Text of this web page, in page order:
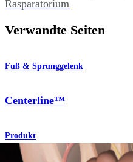
Rasparatorium
Verwandte Seiten
Fuß & Sprunggelenk
Centerline™
Produkt